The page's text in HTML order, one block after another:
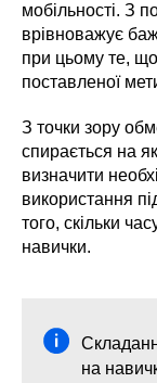
мобільності. З
врівноважує
при цьому те, що
поставленої
З точки зору
спирається на
визначити
використання
того, скільки
навички.
на